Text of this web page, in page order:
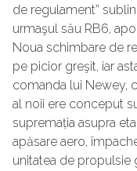
de regulament”
urmaşul său RB6,
Noua schimbare de
pe picior greşit, iar
comanda lui Newey,
al noii ere conceput
supremația asupra
apăsare aero,
unitatea de propulsie